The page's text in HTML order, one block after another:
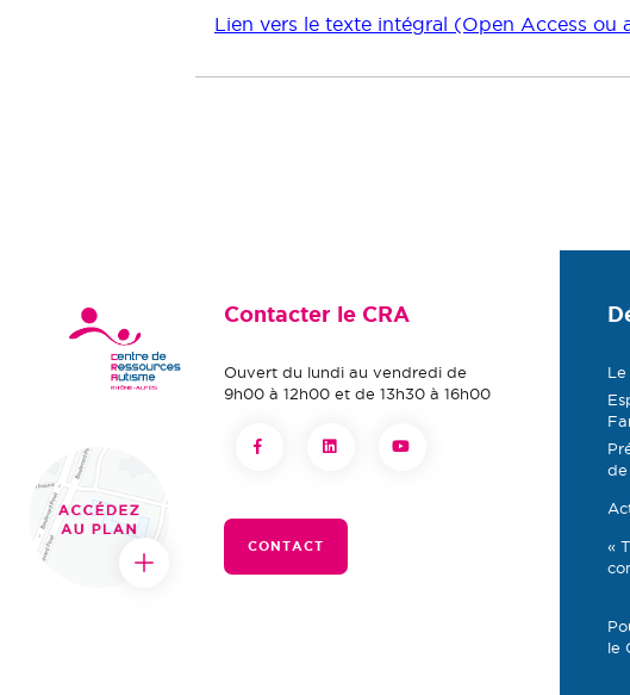
Lien vers le texte intégral (Open Access ou
Contacter le CRA
Ouvert du lundi au vendredi de
9h00 à 12h00 et de 13h30 à 16h00
CONTACT
Le
de
«
le